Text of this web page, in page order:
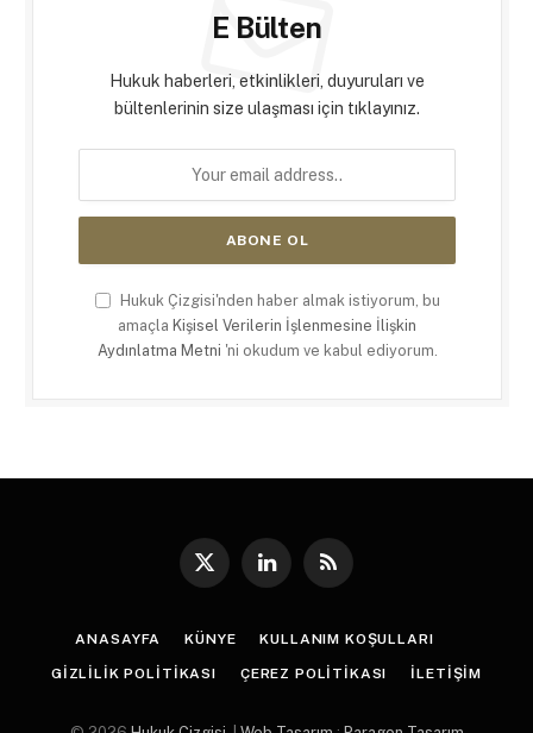
E Bülten
Hukuk haberleri, etkinlikleri, duyuruları ve
bültenlerinin size ulaşması için tıklayınız.
Hukuk Çizgisi'nden haber almak istiyorum, bu
amaçla Kişisel Verilerin İşlenmesine İlişkin
Aydınlatma Metni 'ni okudum ve kabul ediyorum.
X
LinkedInRSS
ANASAYFA KÜNYE KULLANIM KOŞULLARI
GIZLILIK POLITIKASI ÇEREZ POLITIKASI İLETIŞIM